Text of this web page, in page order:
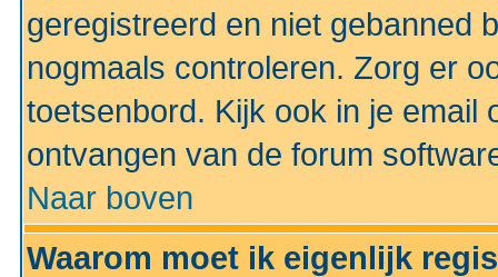
geregistreerd en niet gebanned
nogmaals controleren. Zorg er
toetsenbord. Kijk ook in je email
ontvangen van de forum
Naar boven
Waarom moet ik eigenlijk